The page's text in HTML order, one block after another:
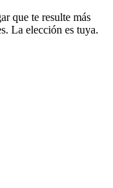
que te resulte más
La elección es tuya.